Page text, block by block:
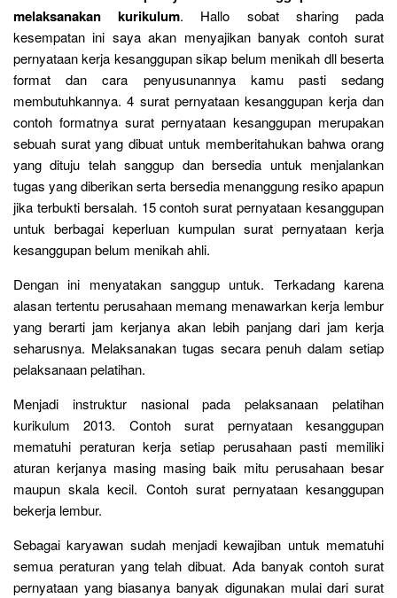
melaksanakan kurikulum. Hallo sobat sharing pada
kesempatan ini saya akan menyajikan banyak contoh surat
pernyataan kerja kesanggupan sikap belum menikah dll beserta
format dan cara penyusunannya kamu pasti sedang
membutuhkannya. 4 surat pernyataan kesanggupan kerja dan
contoh formatnya surat pernyataan kesanggupan merupakan
sebuah surat yang dibuat untuk memberitahukan bahwa orang
yang dituju telah sanggup dan bersedia untuk menjalankan
tugas yang diberikan serta bersedia menanggung resiko apapun
jika terbukti bersalah. 15 contoh surat pernyataan kesanggupan
untuk berbagai keperluan kumpulan surat pernyataan kerja
kesanggupan belum menikah ahli.
Dengan ini menyatakan sanggup untuk. Terkadang karena
alasan tertentu perusahaan memang menawarkan kerja lembur
yang berarti jam kerjanya akan lebih panjang dari jam kerja
seharusnya. Melaksanakan tugas secara penuh dalam setiap
pelaksanaan pelatihan.
Menjadi instruktur nasional pada pelaksanaan pelatihan
kurikulum 2013. Contoh surat pernyataan kesanggupan
mematuhi peraturan kerja setiap perusahaan pasti memiliki
aturan kerjanya masing masing baik mitu perusahaan besar
maupun skala kecil. Contoh surat pernyataan kesanggupan
bekerja lembur.
Sebagai karyawan sudah menjadi kewajiban untuk mematuhi
semua peraturan yang telah dibuat. Ada banyak contoh surat
pernyataan yang biasanya banyak digunakan mulai dari surat